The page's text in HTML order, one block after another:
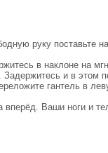
руку поставьте
в наклоне на
и в этом
гантель в
Ваши ноги и